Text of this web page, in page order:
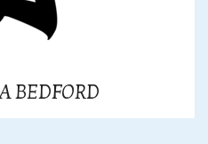
BEDFORD